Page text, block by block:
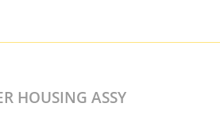
HOUSING ASSY